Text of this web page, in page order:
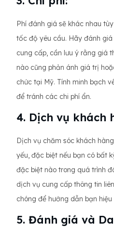
Phí đánh giá sẽ khác nhau
tốc độ yêu cầu. Hãy đánh
cung cấp, cần lưu ý rằng giá
nào cũng phản ánh giá trị
chức tại Mỹ. Tính minh bạch
để tránh các chi phí ẩn.
4. Dịch vụ khách
Dịch vụ chăm sóc khách
yếu, đặc biệt nếu bạn có bất
đặc biệt nào trong quá trình
dịch vụ cung cấp thông tin
chóng để hướng dẫn bạn
5. Đánh giá và